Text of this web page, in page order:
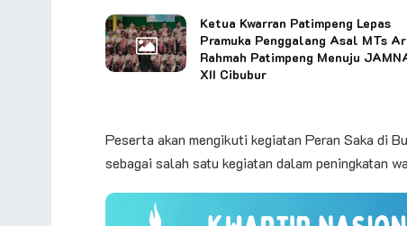
Ketua Kwarran Patimpeng Lepas
Pramuka Penggalang Asal MTs
Rahmah Patimpeng Menuju
XII Cibubur
Peserta akan mengikuti kegiatan Peran Saka di
sebagai salah satu kegiatan dalam peningkatan